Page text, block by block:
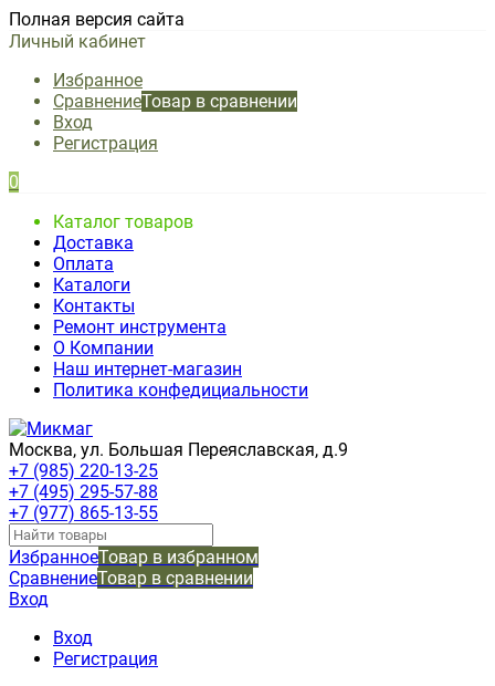
Полная версия сайта
Личный кабинет
Избранное
СравнениеТовар в сравнении
Вход
Регистрация
0
Каталог товаров
Доставка
Оплата
Каталоги
Контакты
Ремонт инструмента
О Компании
Наш интернет-магазин
Политика конфедициальности
Москва, ул. Большая Переяславская, д.9
+7 (985) 220-13-25
+7 (495) 295-57-88
+7 (977) 865-13-55
ИзбранноеТовар в избранном
СравнениеТовар в сравнении
Вход
Вход
Регистрация